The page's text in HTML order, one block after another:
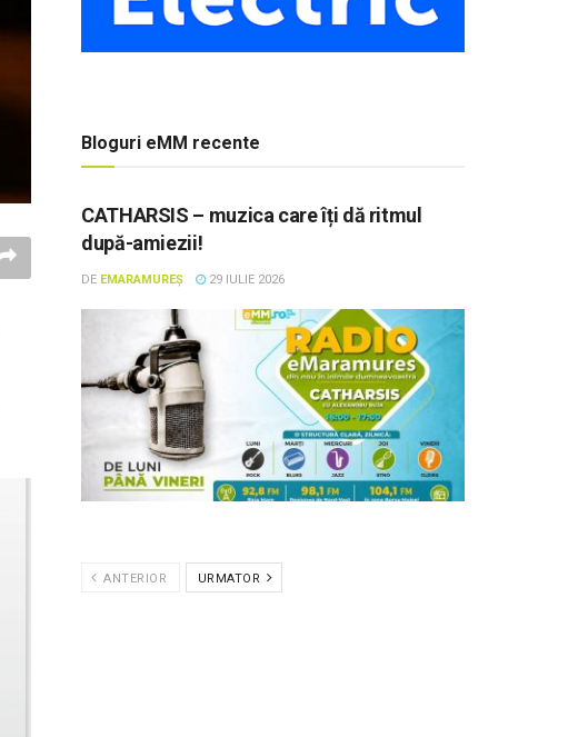
Bloguri eMM recente
CATHARSIS – muzica care îți dă ritmul
după-amiezii!
DE EMARAMUREȘ 29 IULIE 2026
ANTERIOR URMATOR